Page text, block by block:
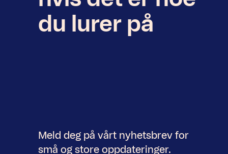
du lurer på
Meld deg på vårt nyhetsbrev for
små og store oppdateringer.